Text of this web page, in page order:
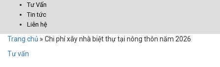
Tư Vấn
Tin tức
Liên hệ
Trang chủ » Chi phí xây nhà biệt thự tại nông thôn năm 2026
Tư vấn